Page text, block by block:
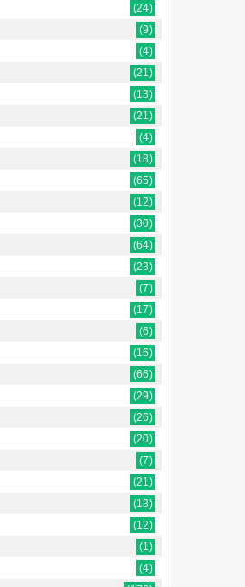
(24)
(9)
(4)
(21)
(13)
(21)
(4)
(18)
(65)
(12)
(30)
(64)
(23)
(7)
(17)
(6)
(16)
(66)
(29)
(26)
(20)
(7)
(21)
(13)
(12)
(1)
(4)